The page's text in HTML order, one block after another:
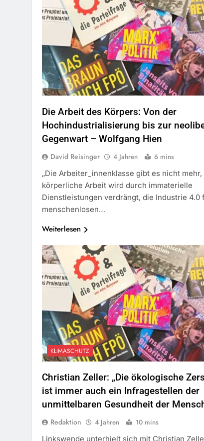
Die Arbeit des Körpers: Von der
Hochindustrialisierung bis zur
Gegenwart – Wolfgang Hien
David Reisinger 4 Jahren
6 mins
„Die Arbeiter_innenklasse gibt es nicht mehr,
körperliche Arbeit wird durch immaterielle
Dienstleistungen verdrängt, die Industrie 4.0
menschenlosen…
Weiterlesen
KLIMASCHUTZ
Christian Zeller: „Die ökologische
ist immer auch ein Infragestellen der
unmittelbaren Gesundheit der
Redaktion 4 Jahren
10 mins
Linkswende unterhielt sich mit Christian